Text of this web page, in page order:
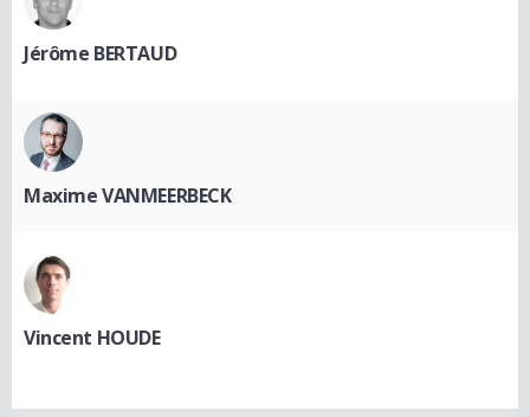
Jérôme BERTAUD
Maxime VANMEERBECK
Vincent HOUDE